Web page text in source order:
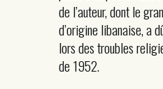
de l’auteur, dont le
d’origine libanaise, a
lors des troubles
de 1952.